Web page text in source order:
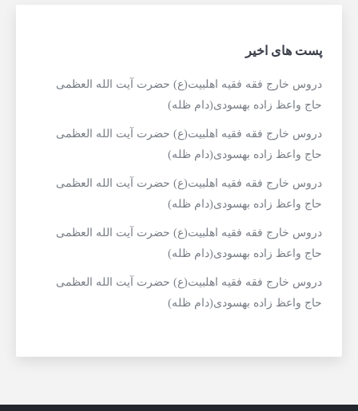
پست های اخیر
دروس خارج فقه فقیه اهلبیت(ع) حضرت آیت الله العظمی
حاج واعظ زاده بهسودی(دام ظله)
دروس خارج فقه فقیه اهلبیت(ع) حضرت آیت الله العظمی
حاج واعظ زاده بهسودی(دام ظله)
دروس خارج فقه فقیه اهلبیت(ع) حضرت آیت الله العظمی
حاج واعظ زاده بهسودی(دام ظله)
دروس خارج فقه فقیه اهلبیت(ع) حضرت آیت الله العظمی
حاج واعظ زاده بهسودی(دام ظله)
دروس خارج فقه فقیه اهلبیت(ع) حضرت آیت الله العظمی
حاج واعظ زاده بهسودی(دام ظله)